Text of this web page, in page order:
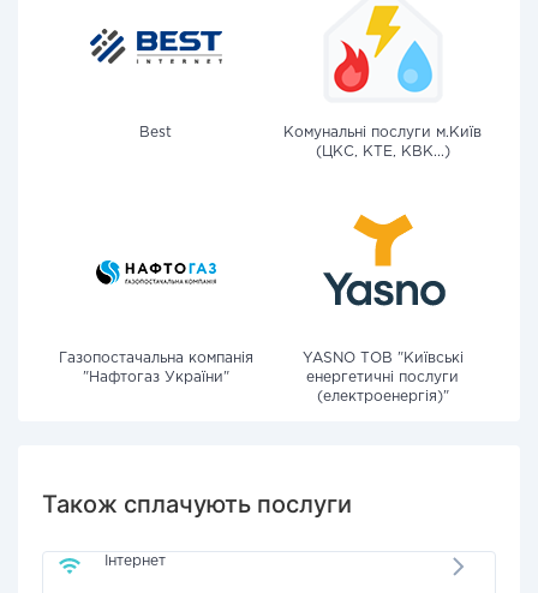
Best
Комунальні послуги м.Київ
(ЦКС, КТЕ, КВК...)
Газопостачальна компанія
"Нафтогаз України"
YASNO ТОВ "Київські
енергетичні послуги
(електроенергія)"
Також сплачують послуги
Інтернет